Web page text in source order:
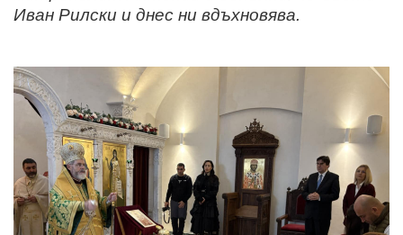
Иван Рилски и днес ни вдъхновява.